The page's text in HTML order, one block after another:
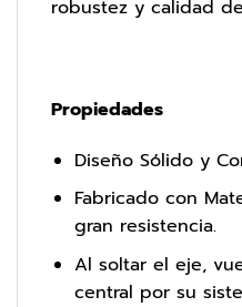
robustez y calidad
Propiedades
Diseño Sólido y
Fabricado con
gran resistencia.
Al soltar el eje,
central por su